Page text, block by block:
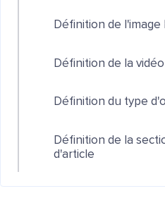
Définition de l'image
Définition de la
Définition du type
Définition de la
d'article